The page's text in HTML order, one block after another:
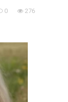
0 276